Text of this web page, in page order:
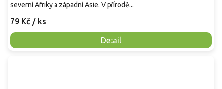
79 Kč / ks
Detail
severní Afriky a západní Asie. V přírodě...